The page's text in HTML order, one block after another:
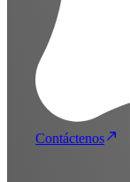
Contáctenos